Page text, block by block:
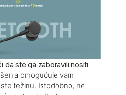
da ste ga zaboravili nositi
omogućuje vam
težinu. Istodobno, ne